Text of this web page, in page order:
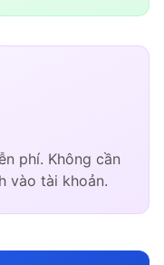
phí. Không cần
vào tài khoản.